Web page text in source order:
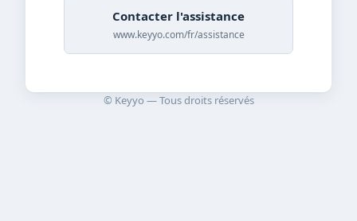
Contacter l'assistance
www.keyyo.com/fr/assistance
© Keyyo — Tous droits réservés